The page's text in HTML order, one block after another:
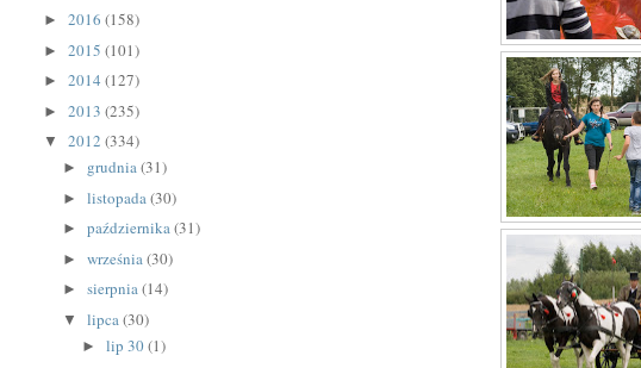
►2016(158)
►2015(101)
►2014(127)
►2013(235)
▼2012(334)
► grudnia(31)
►listopada(30)
►października(31)
►września(30)
►sierpnia(14)
▼lipca(30)
► lip 30(1)